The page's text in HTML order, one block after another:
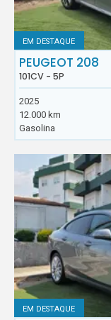
EM DESTAQUE
PEUGEOT 208
101CV - 5P
2025
12.000 km
Gasolina
EM DESTAQUE